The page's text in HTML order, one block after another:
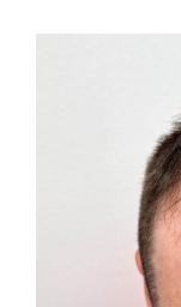
Klinika
obnovy